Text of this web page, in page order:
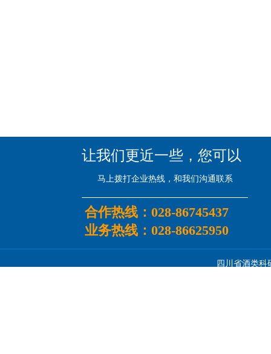
让我们更近一些，您可以
四川省酒类科
马上拨打企业热线，和我们沟通联系
合作热线： 028-86745437
业务热线： 028-86625950